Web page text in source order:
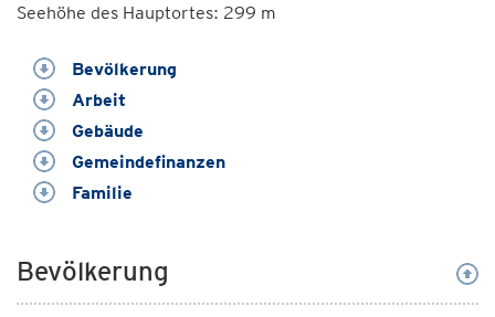
Seehöhe des Hauptortes: 299 m
Bevölkerung
Arbeit
Gebäude
Gemeindefinanzen
Familie
Bevölkerung